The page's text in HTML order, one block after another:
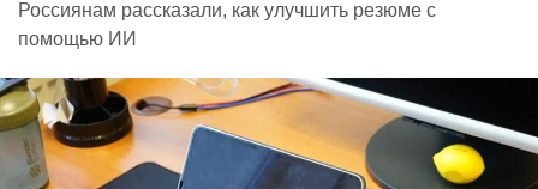
Россиянам рассказали, как улучшить резюме с
помощью ИИ